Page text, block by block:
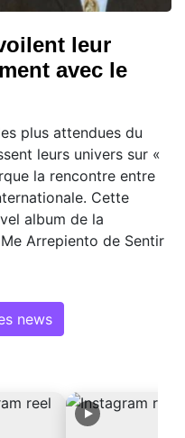
leur
avec le
plus attendues du
leurs univers sur «
la rencontre entre
Cette
album de la
Arrepiento de Sentir
news